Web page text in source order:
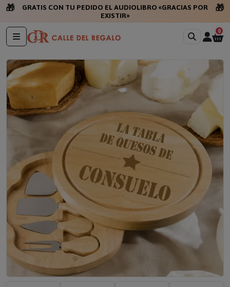
🎁
GRATIS CON TU PEDIDO EL AUDIOLIBRO «GRACIAS POR
EXISTIR»
🎁
0